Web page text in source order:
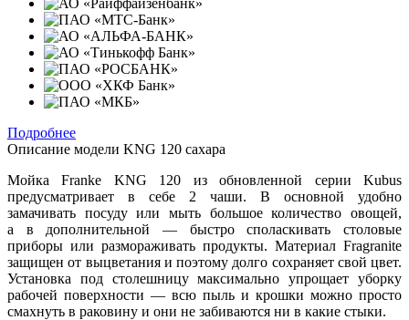
Подробнее
Описание модели KNG 120 сахара
Мойка Franke KNG 120 из обновленной серии Kubus
предусматривает в себе 2 чаши. В основной удобно
замачивать посуду или мыть большое количество овощей,
а в дополнительной — быстро споласкивать столовые
приборы или размораживать продукты. Материал Fragranite
защищен от выцветания и поэтому долго сохраняет свой цвет.
Установка под столешницу максимально упрощает уборку
рабочей поверхности — всю пыль и крошки можно просто
смахнуть в раковину и они не забиваются ни в какие стыки.